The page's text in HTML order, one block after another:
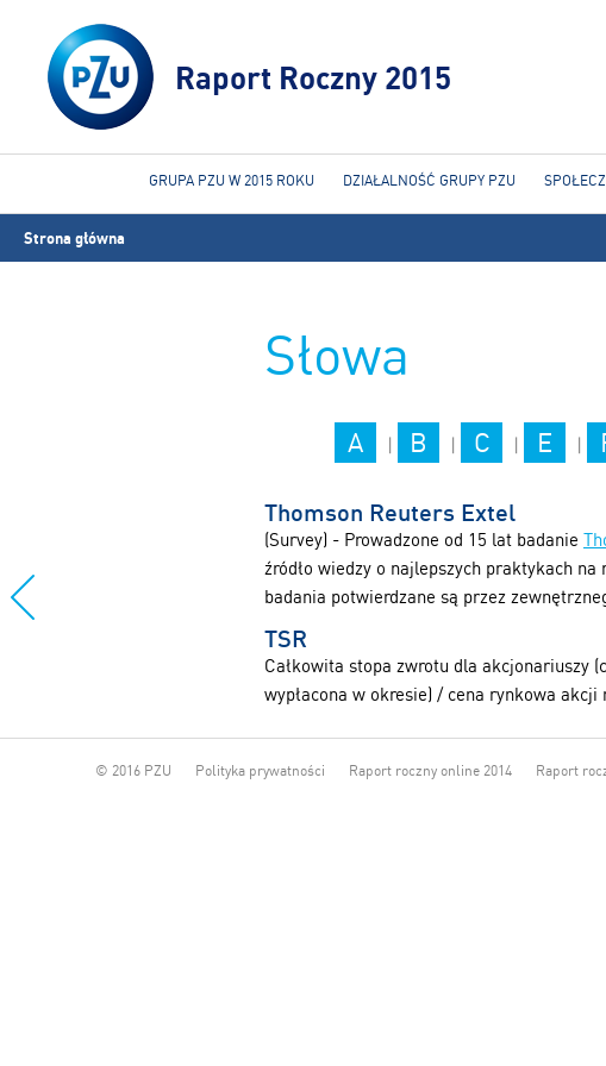
Raport Roczny 2015
Jesteś
tutaj
Strona główna
Słowa
A | B | C | E |
Thomson Reuters Extel
(Survey) - Prowadzone od 15 lat badanie
źródło wiedzy o najlepszych praktykach
badania potwierdzane są przez
TSR
Całkowita stopa zwrotu dla akcjonariuszy
wypłacona w okresie) / cena rynkowa akcji
GRUPA PZU W 2015 ROKU DZIAŁALNOŚĆ GRUPY PZU
© 2016 PZU Polityka prywatności Raport roczny online 2014 Raport